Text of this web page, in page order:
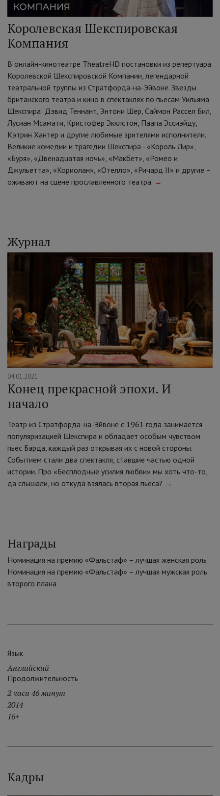
Королевская Шекспировская
Компания
В онлайн-кинотеатре TheatreHD постановки из репертуара
Королевской Шекспировской Компании, легендарной
театральной труппы из Стратфорда-на-Эйвоне. Звезды
британского театра и кино в спектаклях по пьесам Уильяма
Шекспира: Дэвид Теннант, Энтони Шер, Саймон Рассел Бил,
Лусиан Мсамати, Кристофер Экклстон, Паапа Эссиэйду,
Кэтрин Хантер и другие любимые зрителями исполнители.
Великие комедии и трагедии Шекспира - «Король Лир»,
«Буря», «Двенадцатая ночь», «Макбет», «Ромео и
Джульетта», «Кориолан», «Отелло», «Ричард II» и другие –
оживают на сцене прославленного театра. →
Журнал
04.01.2021
Конец прекрасной эпохи. И
начало
Театр из Стратфорда-на-Эйвоне с 1961 года занимается
популяризацией Шекспира и обладает особым чувством
пьес Барда, каждый раз открывая их с новой стороны.
Событием стали два спектакля, ставшие частью одной
истории. Про «Бесплодные усилия любви» мы хоть что-то,
да слышали, но откуда взялась вторая пьеса? →
Награды
Номинация на премию «Фальстаф» – лучшая женская роль
Номинация на премию «Фальстаф» – лучшая мужская роль
второго плана
Язык
Английский
Продолжительность
2 часа 46 минут
2014
16+
Кадры